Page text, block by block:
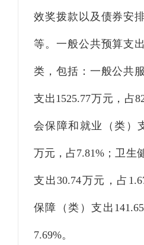
效奖拨款以及 债券安
等。一般公共预算支
类，包括：一般公共
支出1525.77万元，占8
会保障和就业（类）
万元，占7.81%；卫生
支出30.74万元，占
保障（类）支出 141.65
7.69%。